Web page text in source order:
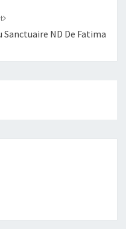
Sanctuaire ND De Fatima